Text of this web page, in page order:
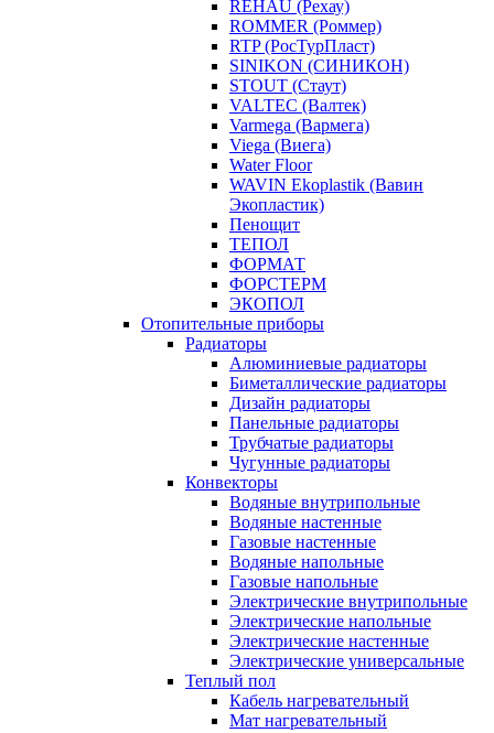
REHAU (Рехау)
ROMMER (Роммер)
RTP (РосТурПласт)
SINIKON (СИНИКОН)
STOUT (Стаут)
VALTEC (Валтек)
Varmega (Вармега)
Viega (Виега)
Water Floor
WAVIN Ekoplastik (Вавин
Экопластик)
Пенощит
ТЕПОЛ
ФОРМАТ
ФОРСТЕРМ
ЭКОПОЛ
Отопительные приборы
Радиаторы
Алюминиевые радиаторы
Биметаллические радиаторы
Дизайн радиаторы
Панельные радиаторы
Трубчатые радиаторы
Чугунные радиаторы
Конвекторы
Водяные внутрипольные
Водяные настенные
Газовые настенные
Водяные напольные
Газовые напольные
Электрические внутрипольные
Электрические напольные
Электрические настенные
Электрические универсальные
Теплый пол
Кабель нагревательный
Мат нагревательный